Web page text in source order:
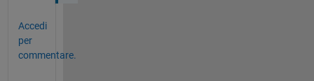
Accedi
per
commentare.